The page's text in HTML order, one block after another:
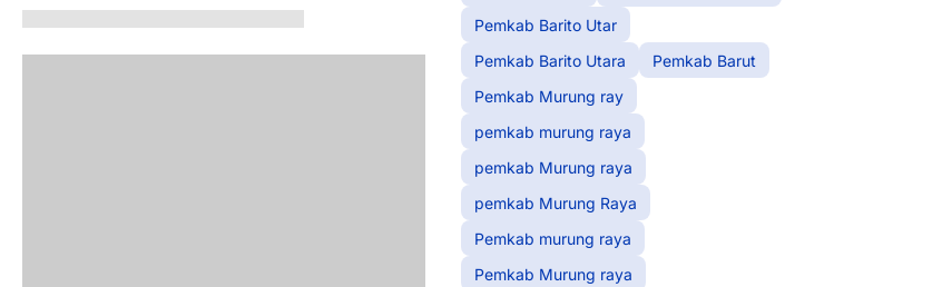
Pemkab Barito Utar
Pemkab Barito Utara
Pemkab Barut
Pemkab Murung ray
pemkab murung raya
pemkab Murung raya
pemkab Murung Raya
Pemkab murung raya
Pemkab Murung raya